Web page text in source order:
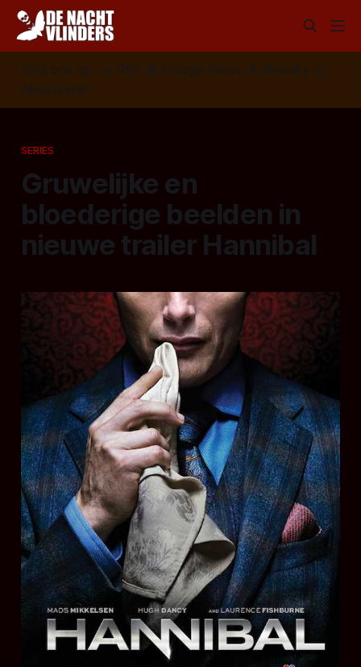
Volg ons op: 📣 RSS 📰 Google News 🦋 Bluesky
✉️
Nieuwsbrief
SERIES
Gruwelijke en
bloederige beelden in
nieuwe trailer Hannibal